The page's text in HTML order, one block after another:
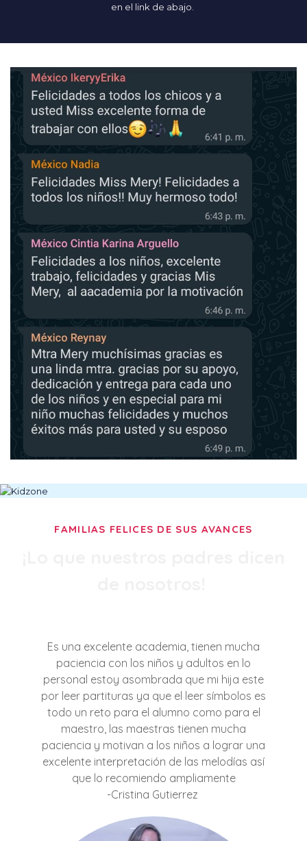
en el link de abajo.
FAMILIAS FELICES DE SUS AVANCES
Es una excelente academia, tienen mucha
paciencia con los niños y adultos en lo
personal estoy asombrada que mi hija este
por leer partituras ya que el leer símbolos es
todo un reto para el alumno como para el
maestro, las maestras tienen mucha
paciencia y motivan a los niños a lograr una
excelente interpretación de las melodías así
que lo recomiendo ampliamente
-Cristina Gutierrez